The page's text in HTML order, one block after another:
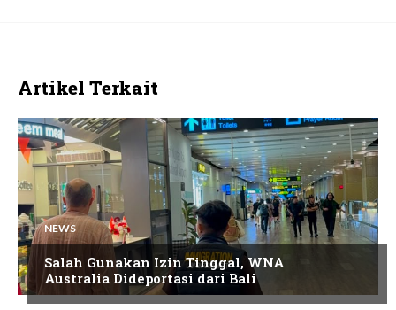
Artikel Terkait
NEWS
Salah Gunakan Izin Tinggal, WNA
Australia Dideportasi dari Bali